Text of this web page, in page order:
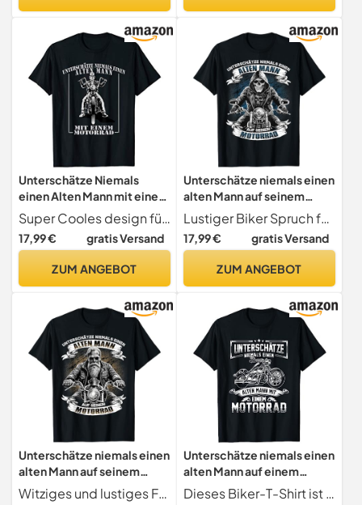
Unterschätze Niemals
einen Alten Mann mit einem
Motorrad T-Shirt
Super Cooles design für alle Männer die einfach gerne Motorrad fahren und es den Jungen zeigen möchten. Der Lustige Spruch, Unterschätze niemals einen alten Mann mit einem Motorrad. Schönes Geschenk als T-Shirt für alle Biker die das Motorrad lieben.
17,99 € gratis Versand
ZUM ANGEBOT
Unterschätze niemals einen
alten Mann auf seinem
Motorrad T-Shirt
Lustiger Biker Spruch für den alten Mann
17,99 € gratis Versand
ZUM ANGEBOT
Unterschätze niemals einen
alten Mann auf seinem
Motorrad T-Shirt
Witziges und lustiges Fun Motiv für den Vater, Großvater, Opa, Onkel, Ehemann oder Sohn der gerne Motorrad fährt und auf Bikes steht. Sarkastisches Statement für den coolen alten Mann der in einem Motorradclub ist..
Unterschätze niemals einen
alten Mann auf einem
Motorrad T-Shirt
Dieses Biker-T-Shirt ist ein tolles Geschenk zum Geburtstag oder zu Weihnachten für einen Motorradfahrer, der gerne mit seinem Motorrad fährt. Dieses Motorrad T-Shirt ist ein exklusives Design.